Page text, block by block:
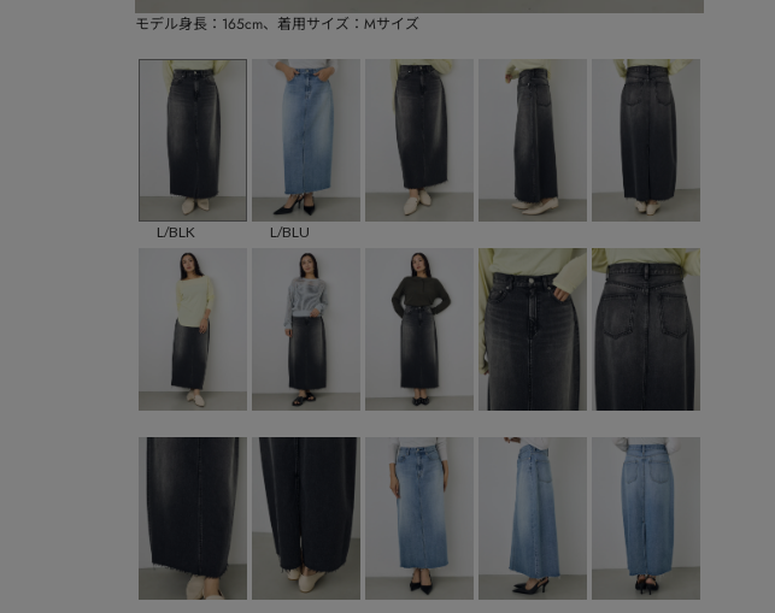
モデル身長：165cm、着用サイズ：Mサイズ
L/BLK L/BLU